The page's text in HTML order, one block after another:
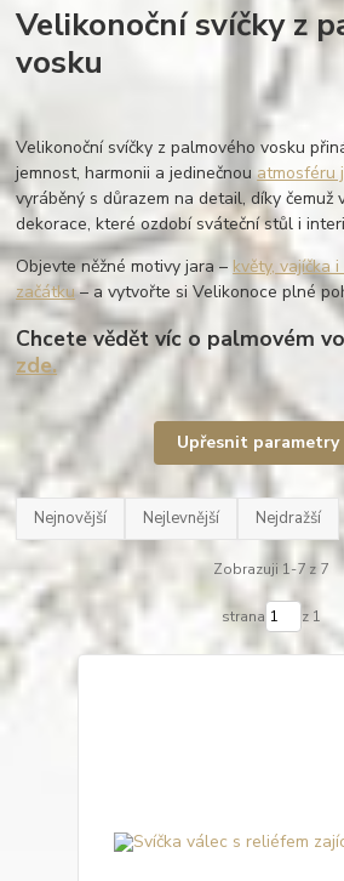
Velikonoční svíčky z
vosku
Velikonoční svíčky z palmového vosku
jemnost, harmonii a jedinečnou atmosféru
vyráběný s důrazem na detail, díky čemuž
dekorace, které ozdobí sváteční stůl i
Objevte něžné motivy jara – květy, vajíčka
začátku– a vytvořte si Velikonoce plné
Chcete vědět víc o palmovém
zde.
Upřesnit parametry
Nejnovější Nejlevnější Nejdražší
Zobrazuji 1-7 z 7
strana z 1